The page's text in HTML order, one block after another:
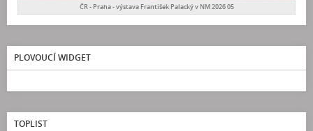
ČR - Praha - výstava František Palacký v NM 2026 05
PLOVOUCÍ WIDGET
TOPLIST